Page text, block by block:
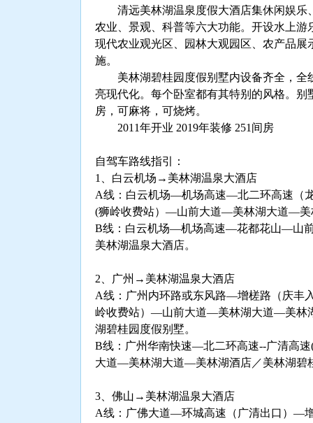
清远美林湖温泉度假大酒店集休闲娱乐
农业、景观、科普等六大功能。开设水上游
现代农业观光区、园林大观园区、农产品展
施。
美林湖碧桂园度假别墅内设备齐全，全
亮现代化。每个卧室都有其特别的风格。别
房，可麻将，可烧烤。
2011年开业 2019年装修 251间房
自驾车路线指引：
1、白云机场→美林湖温泉大酒店
A线：白云机场—机场高速—北二环高速（
(狮岭收费站）—山前大道—美林湖大道—美
B线：白云机场—机场高速—花都花山—山
美林湖温泉大酒店。
2、广州→美林湖温泉大酒店
A线：广州内环路或东风路—增槎路（庆丰
岭收费站）—山前大道—美林湖大道—美林
湖碧桂园度假别墅。
B线：广州华南快速—北二环高速--广清高
大道—美林湖大道—美林湖酒店／美林湖碧
3、佛山→美林湖温泉大酒店
A线：广佛大道—环城高速（广清出口）—